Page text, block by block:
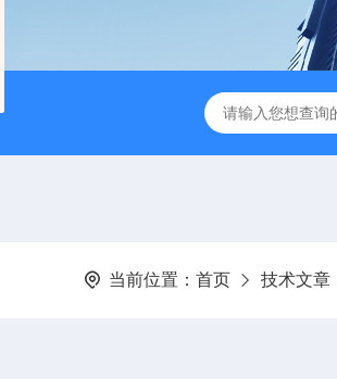
系列自动化验系统 2104自动清罐仪
当前位置： 首页 技术文章